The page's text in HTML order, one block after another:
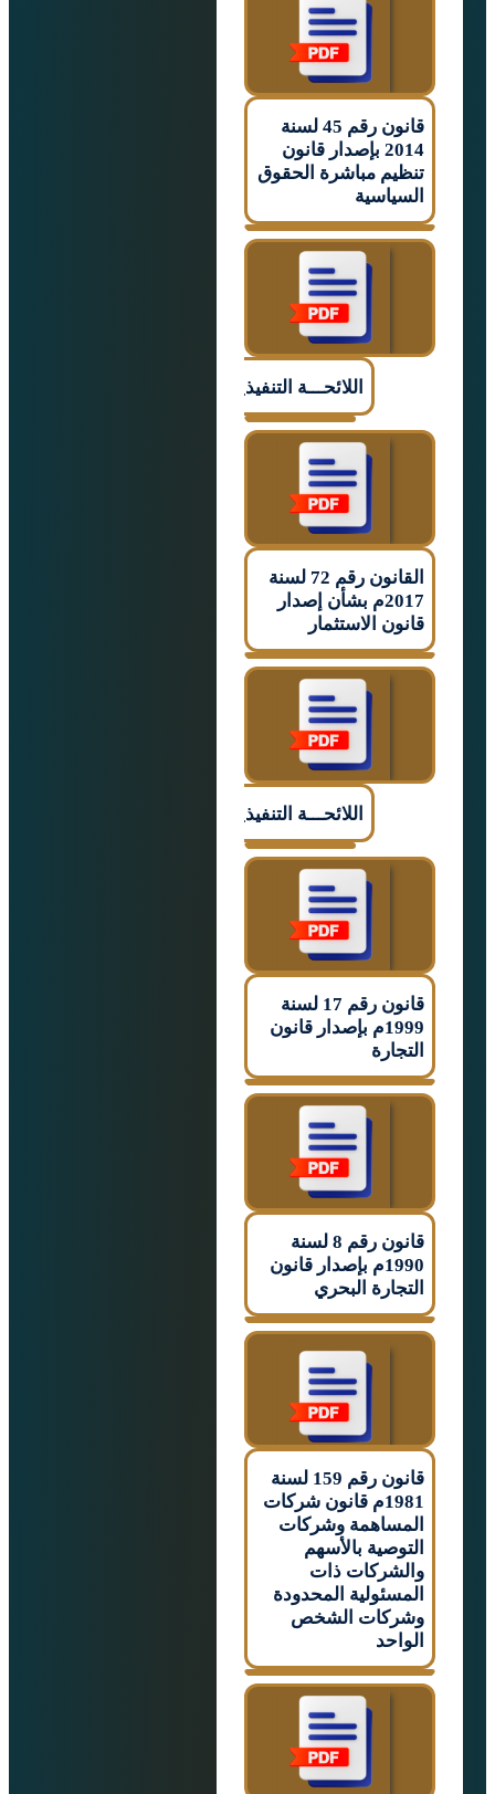
قانون رقم 45 لسنة
2014 بإصدار قانون
مباشرة الحقوق
اللائحـــة التنفيذيـــــة
القانون رقم 72 لسنة
2017م بشأن إصدار
الاستثمار
اللائحـــة التنفيذيـــــة
قانون رقم 17 لسنة
1999م بإصدار قانون
قانون رقم 8 لسنة
1990م بإصدار قانون
البحري
قانون رقم 159 لسنة
1981م قانون شركات
وشركات
بالأسهم
ذات
المحدودة
الشخص